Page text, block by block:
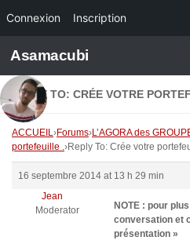
Connexion Inscription
Skip to content
Asamacubi
REPLY TO: CRÉE VOTRE
ACCUEIL›Forums›L’AGORA des
portefeuille .›Reply To: Crée votre
16 septembre 2014 at 13 h 29 min
Jean
Moderator
NOTE : pour
conversation et
présentation »